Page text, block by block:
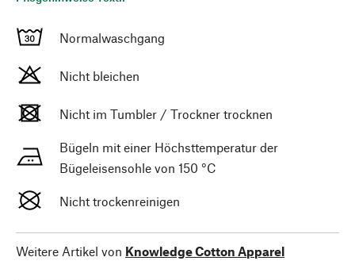
Normalwaschgang
Nicht bleichen
Nicht im Tumbler / Trockner trocknen
Bügeln mit einer Höchsttemperatur der
Bügeleisensohle von 150 °C
Nicht trockenreinigen
Weitere Artikel von Knowledge Cotton Apparel